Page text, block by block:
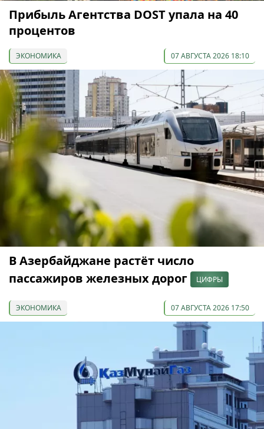
Прибыль Агентства DOST упала на 40
процентов
ЭКОНОМИКА 07 АВГУСТА 2026 18:10
В Азербайджане растёт число
пассажиров железных дорог
ЦИФРЫ
ЭКОНОМИКА 07 АВГУСТА 2026 17:50